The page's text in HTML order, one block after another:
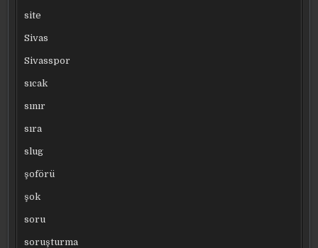
site
Sivas
Sivasspor
sıcak
sınır
sıra
slug
şoförü
şok
soru
soruşturma